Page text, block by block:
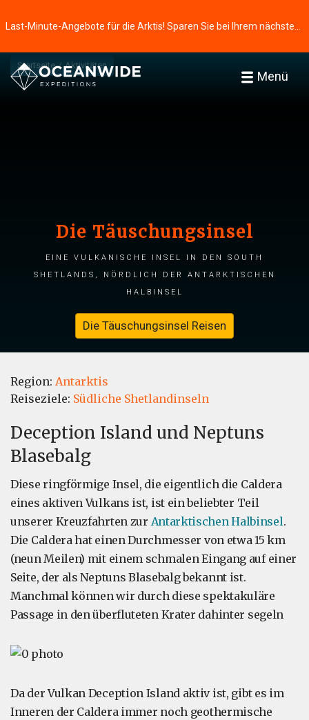
Menü
Startseite Aktivitäten
Die Täuschungsinsel
Eine vulkanische Insel in den South
Shetlands, nördlich der Antarktischen
Halbinsel
Die Täuschungsinsel Reisen
Region: Antarktis
Reiseziele: Südliche Shetlandinseln
Deception Island und Neptuns
Blasebalg
Diese ringförmige Insel, die eigentlich die Caldera
eines aktiven Vulkans ist, ist ein beliebter Teil
unserer Kreuzfahrten zur Antarktischen Halbinsel.
Die Caldera hat einen Durchmesser von etwa 15 km
(neun Meilen) mit einem schmalen Eingang auf einer
Seite, der als Neptuns Blasebalg bekannt ist.
Manchmal können wir durch diese spektakuläre
Passage in den überfluteten Krater dahinter segeln
Da der Vulkan Deception Island aktiv ist, gibt es im
Inneren der Caldera immer noch geothermische